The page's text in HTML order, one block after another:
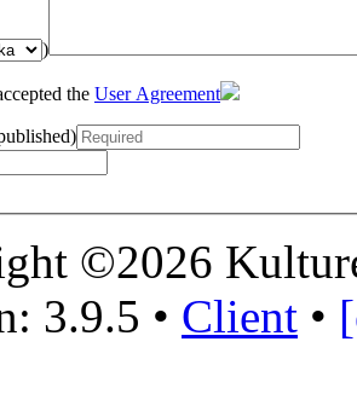
)
the User Agreement
©2026
3.9.5 • Client •